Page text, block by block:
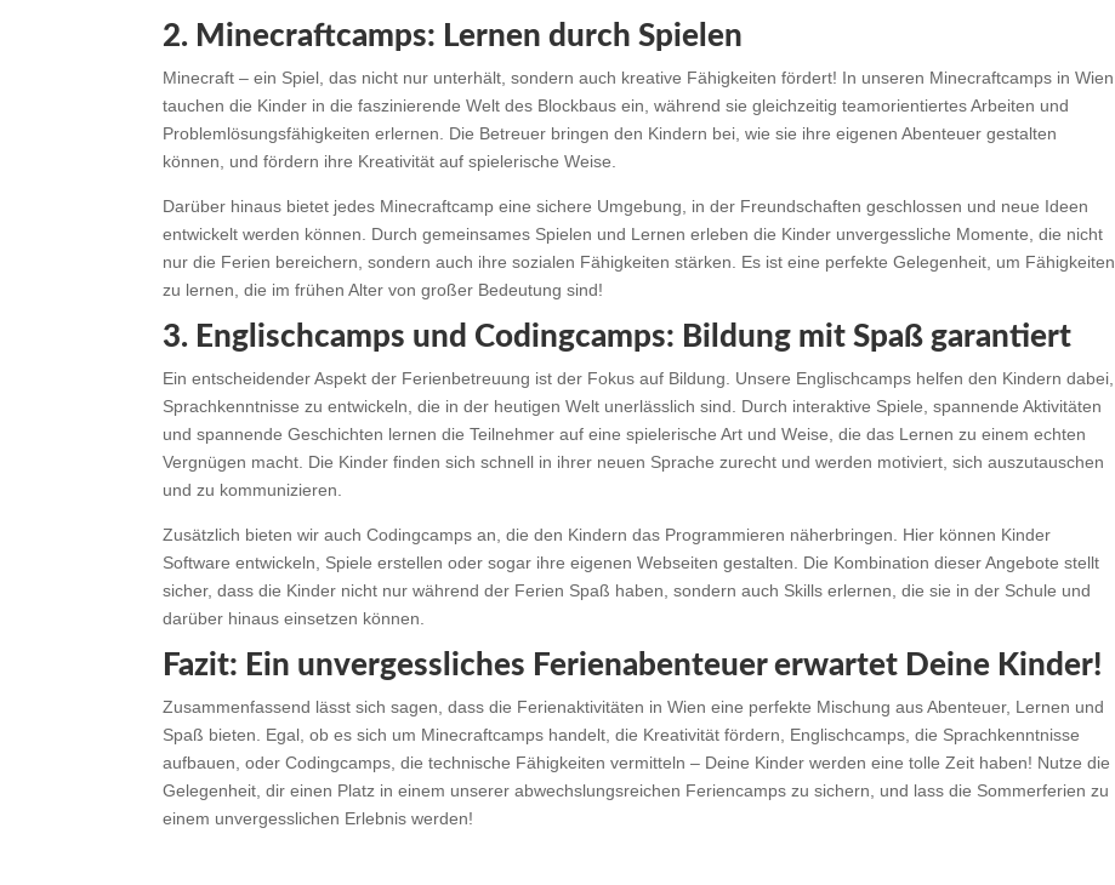
2. Minecraftcamps: Lernen durch Spielen
Minecraft – ein Spiel, das nicht nur unterhält, sondern auch kreative Fähigkeiten fördert! In unseren Minecraftcamps in Wien
tauchen die Kinder in die faszinierende Welt des Blockbaus ein, während sie gleichzeitig teamorientiertes Arbeiten und
Problemlösungsfähigkeiten erlernen. Die Betreuer bringen den Kindern bei, wie sie ihre eigenen Abenteuer gestalten
können, und fördern ihre Kreativität auf spielerische Weise.
Darüber hinaus bietet jedes Minecraftcamp eine sichere Umgebung, in der Freundschaften geschlossen und neue Ideen
entwickelt werden können. Durch gemeinsames Spielen und Lernen erleben die Kinder unvergessliche Momente, die nicht
nur die Ferien bereichern, sondern auch ihre sozialen Fähigkeiten stärken. Es ist eine perfekte Gelegenheit, um Fähigkeiten
zu lernen, die im frühen Alter von großer Bedeutung sind!
3. Englischcamps und Codingcamps: Bildung mit Spaß garantiert
Ein entscheidender Aspekt der Ferienbetreuung ist der Fokus auf Bildung. Unsere Englischcamps helfen den Kindern dabei,
Sprachkenntnisse zu entwickeln, die in der heutigen Welt unerlässlich sind. Durch interaktive Spiele, spannende Aktivitäten
und spannende Geschichten lernen die Teilnehmer auf eine spielerische Art und Weise, die das Lernen zu einem echten
Vergnügen macht. Die Kinder finden sich schnell in ihrer neuen Sprache zurecht und werden motiviert, sich auszutauschen
und zu kommunizieren.
Zusätzlich bieten wir auch Codingcamps an, die den Kindern das Programmieren näherbringen. Hier können Kinder
Software entwickeln, Spiele erstellen oder sogar ihre eigenen Webseiten gestalten. Die Kombination dieser Angebote stellt
sicher, dass die Kinder nicht nur während der Ferien Spaß haben, sondern auch Skills erlernen, die sie in der Schule und
darüber hinaus einsetzen können.
Fazit: Ein unvergessliches Ferienabenteuer erwartet Deine Kinder!
Zusammenfassend lässt sich sagen, dass die Ferienaktivitäten in Wien eine perfekte Mischung aus Abenteuer, Lernen und
Spaß bieten. Egal, ob es sich um Minecraftcamps handelt, die Kreativität fördern, Englischcamps, die Sprachkenntnisse
aufbauen, oder Codingcamps, die technische Fähigkeiten vermitteln – Deine Kinder werden eine tolle Zeit haben! Nutze die
Gelegenheit, dir einen Platz in einem unserer abwechslungsreichen Feriencamps zu sichern, und lass die Sommerferien zu
einem unvergesslichen Erlebnis werden!